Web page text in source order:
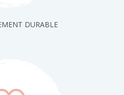
DURABLE